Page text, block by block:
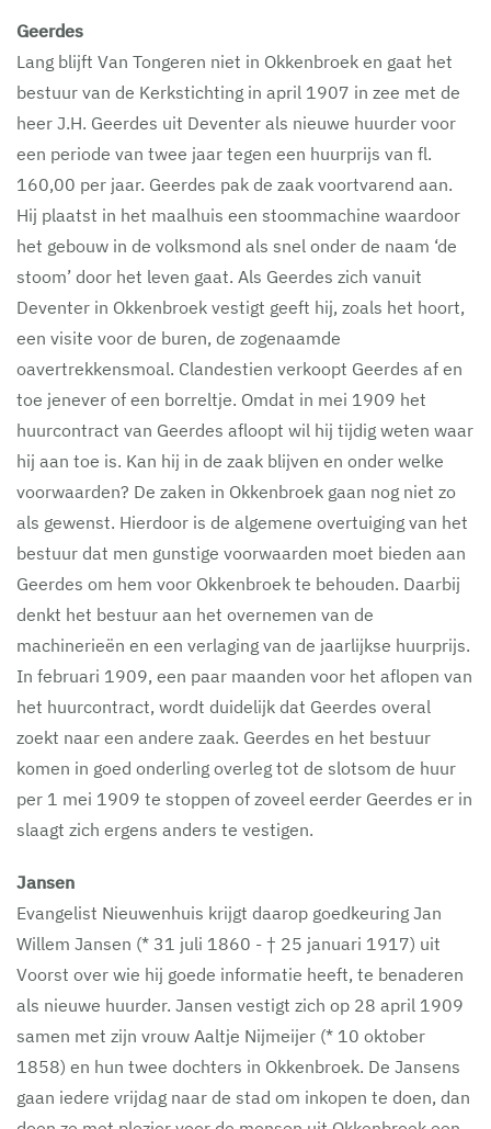
Geerdes
Lang blijft Van Tongeren niet in Okkenbroek en gaat het
bestuur van de Kerkstichting in april 1907 in zee met de
heer J.H. Geerdes uit Deventer als nieuwe huurder voor
een periode van twee jaar tegen een huurprijs van fl.
160,00 per jaar. Geerdes pak de zaak voortvarend aan.
Hij plaatst in het maalhuis een stoommachine waardoor
het gebouw in de volksmond als snel onder de naam ‘de
stoom’ door het leven gaat. Als Geerdes zich vanuit
Deventer in Okkenbroek vestigt geeft hij, zoals het hoort,
een visite voor de buren, de zogenaamde
oavertrekkensmoal. Clandestien verkoopt Geerdes af en
toe jenever of een borreltje. Omdat in mei 1909 het
huurcontract van Geerdes afloopt wil hij tijdig weten waar
hij aan toe is. Kan hij in de zaak blijven en onder welke
voorwaarden? De zaken in Okkenbroek gaan nog niet zo
als gewenst. Hierdoor is de algemene overtuiging van het
bestuur dat men gunstige voorwaarden moet bieden aan
Geerdes om hem voor Okkenbroek te behouden. Daarbij
denkt het bestuur aan het overnemen van de
machinerieën en een verlaging van de jaarlijkse huurprijs.
In februari 1909, een paar maanden voor het aflopen van
het huurcontract, wordt duidelijk dat Geerdes overal
zoekt naar een andere zaak. Geerdes en het bestuur
komen in goed onderling overleg tot de slotsom de huur
per 1 mei 1909 te stoppen of zoveel eerder Geerdes er in
slaagt zich ergens anders te vestigen.
Jansen
Evangelist Nieuwenhuis krijgt daarop goedkeuring Jan
Willem Jansen (* 31 juli 1860 - † 25 januari 1917) uit
Voorst over wie hij goede informatie heeft, te benaderen
als nieuwe huurder. Jansen vestigt zich op 28 april 1909
samen met zijn vrouw Aaltje Nijmeijer (* 10 oktober
1858) en hun twee dochters in Okkenbroek. De Jansens
gaan iedere vrijdag naar de stad om inkopen te doen, dan